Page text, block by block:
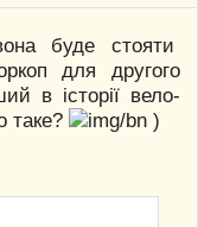
буде стояти
для другого
в історії вело-
таке? )